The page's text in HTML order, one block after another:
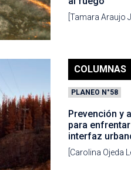
[Tamara Araujo
COLUMNAS
PLANEO N°58
Prevención y
para
interfaz
[Carolina Ojeda